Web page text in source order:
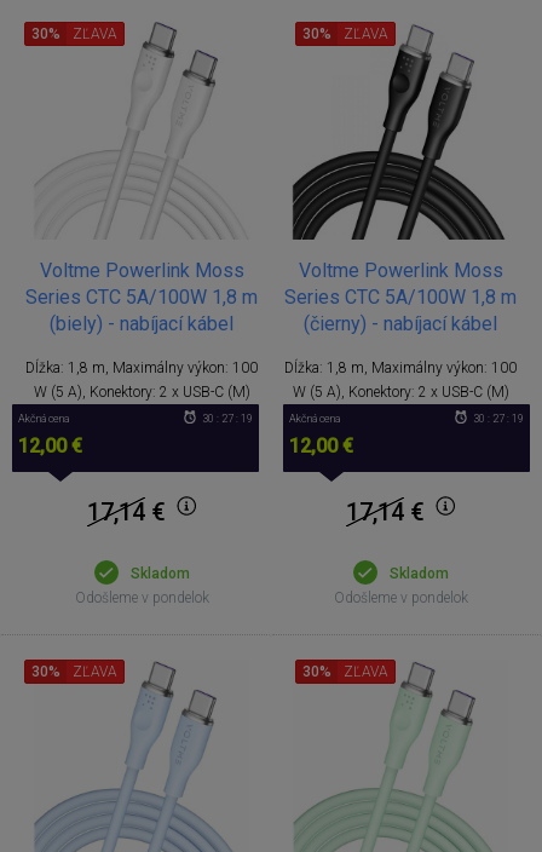
Voltme Powerlink Moss
Series CTC 5A/100W 1,8 m
(biely) - nabíjací kábel
Dĺžka: 1,8 m, Maximálny výkon: 100
W (5 A), Konektory: 2 x USB-C (M)
30% ZĽAVA
Akčná cena
12,00 €
30 : 27 : 18
17,14€
Skladom
Odošleme v pondelok
Voltme Powerlink Moss
Series CTC 5A/100W 1,8 m
(čierny) - nabíjací kábel
Dĺžka: 1,8 m, Maximálny výkon: 100
W (5 A), Konektory: 2 x USB-C (M)
30% ZĽAVA
Akčná cena
12,00 €
30 : 27 : 18
17,14€
Skladom
Odošleme v pondelok
30% ZĽAVA 30% ZĽAVA